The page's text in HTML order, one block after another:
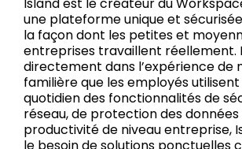
une plateforme unique et
la façon dont les petites et
entreprises travaillent réellement.
directement dans l’expérience de
familière que les employés utilisent
quotidien des fonctionnalités de
réseau, de protection des
productivité de niveau entreprise,
le besoin de solutions ponctuelles